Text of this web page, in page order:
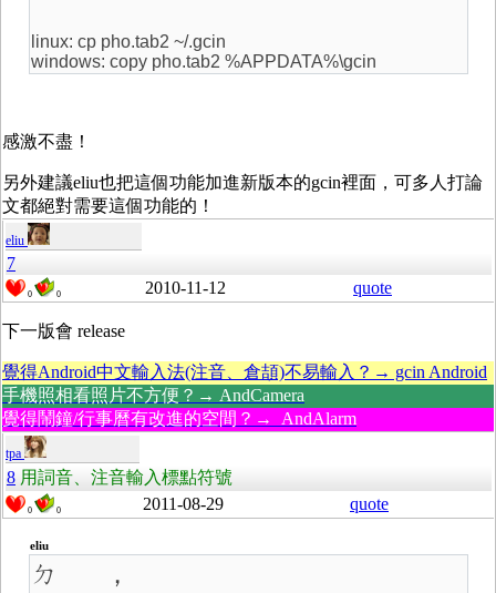
linux: cp pho.tab2 ~/.gcin
windows: copy pho.tab2 %APPDATA%\gcin
感激不盡！
另外建議eliu也把這個功能加進新版本的gcin裡面，可多人打論
文都絕對需要這個功能的！
eliu
7
0 0 2010-11-12 quote
下一版會 release
覺得Android中文輸入法(注音、倉頡)不易輸入？→ gcin Android
手機照相看照片不方便？→ AndCamera
覺得鬧鐘/行事曆有改進的空間？→ AndAlarm
tpa
8 用詞音、注音輸入標點符號
0 0 2011-08-29 quote
eliu
ㄉ ，